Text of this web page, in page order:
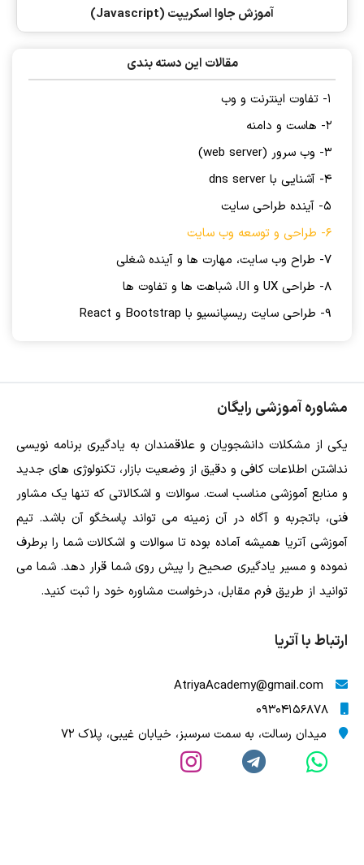
آموزش جاوا اسکریپت (Javascript)
مقالات این دسته بندی
1- تفاوت اینترنت و وب
2- هاست و دامنه
3- وب سرور (web server)
4- آشنایی با dns server
5- آینده طراحی سایت
6- طراحی و توسعه وب سایت
7- طراح وب سایت، مهارت ها و آینده شغلی
8- طراحی UX و UI، شباهت ها و تفاوت ها
9- طراحی سایت ریسپانسیو با Bootstrap و React
مشاوره آموزشی رایگان
یکی از مشکلات دانشجویان و علاقمندان به یادگیری برنامه نویسی
نداشتن اطلاعات کافی و دقیق از وضعیت بازار، تکنولوژی های جدید
و منابع آموزشی مناسب است. سوالات و اشکالاتی که تنها یک مشاور
فنی، باتجربه و آگاه در آن زمینه می تواند پاسخگو آن باشد. تیم
آموزشی آتریا همیشه آماده بوده تا سوالات و اشکالات شما را برطرف
نموده و مسیر یادگیری صحیح را پیش روی شما قرار دهد. شما می
توانید از طریق فرم مقابل، درخواست مشاوره خود را ثبت کنید.
ارتباط با آتریا
AtriyaAcademy@gmail.com
09304156878
میدان رسالت، به سمت سرسبز، خیابان غیبی، پلاک 72